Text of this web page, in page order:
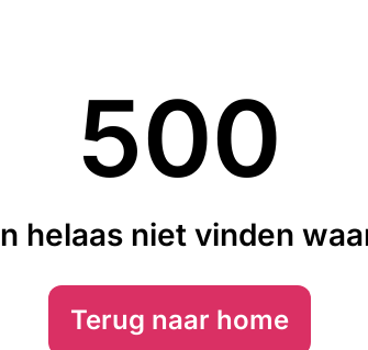
500
helaas niet vinden
Terug naar home